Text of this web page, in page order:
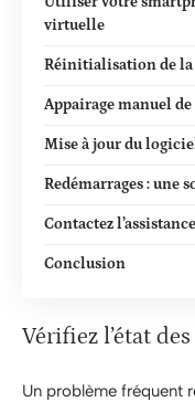
virtuelle
Réinitialisation de la
Appairage manuel
Mise à jour du
Redémarrages : une
Contactez
Conclusion
Vérifiez l’état
Un problème fréquent